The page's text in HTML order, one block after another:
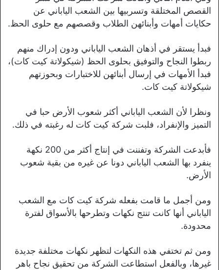
القصص المختلقة وتسربيها بين الشعب الياباني عن
حكايات أمهات وأبنائهن الطلاب وقصصهم مع حلوى الحظ.
فبدأ يستقر في أذهان الشعب الياباني ودون إدراك منهم
ربطوا النجاح والتوفيق بحلوى الحظ (شيكولاتة كيت كات)،
فبدأ الأمهات في إرسال أبنائهن للاختبارات وبحوزتهم
شيكولاتة كيت كات.
ونظرا لأن الشعب الياباني أكثر شعوب الأرض حبا في
التميز والإنفراد، فلبت شركة كيت كات له رغبته في ذلك.
فأبدعت الشركة وتفننت في إنتاج أكثر من 200 نكهة
ينفرد بها الشعب الياباني دونا عن غيره من بقية شعوب
الأرض.
ومن أجمل ما قامت بفعله شركة كيت كات مع الشعب
الياباني أنها كانت تنتج نكهات وتطرحها بالأسواق لفترة
محدودة.
ومن ثم تختفي هذه النكهات لتظهر نكهات مختلفة جديدة
غيرها، وبالفعل استطاعت الشركة من تحقيق نجاح باهر